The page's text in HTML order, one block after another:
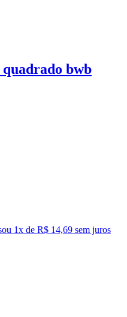
quadrado bwb
ou 1x de R$ 14,69 sem juros